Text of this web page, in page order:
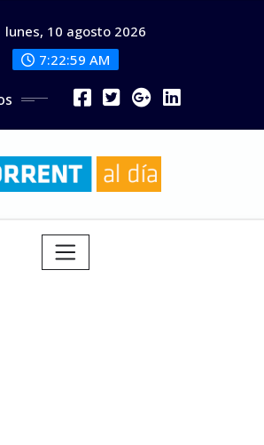
lunes, 10 agosto 2026
7:23:00 AM